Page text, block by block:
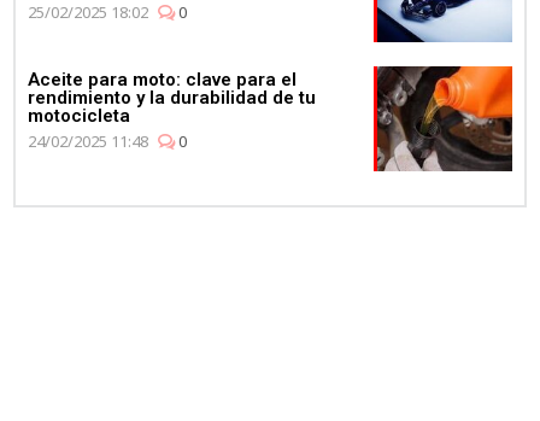
25/02/2025 18:02
0
Aceite para moto: clave para el
rendimiento y la durabilidad de tu
motocicleta
24/02/2025 11:48
0